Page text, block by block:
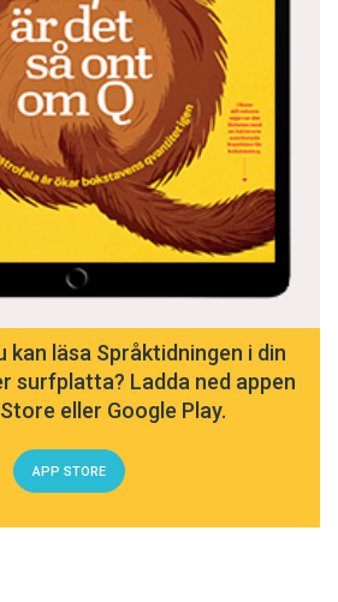
kan läsa Språktidningen i din
surfplatta? Ladda ned appen
eller Google Play.
APP STORE